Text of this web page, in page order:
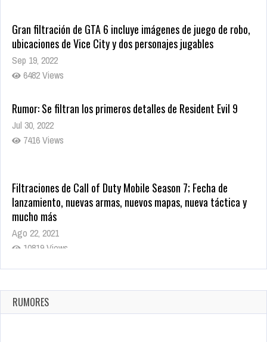
Gran filtración de GTA 6 incluye imágenes de juego de robo,
ubicaciones de Vice City y dos personajes jugables
Sep 19, 2022
6482 Views
Rumor: Se filtran los primeros detalles de Resident Evil 9
Jul 30, 2022
7416 Views
Filtraciones de Call of Duty Mobile Season 7; Fecha de
lanzamiento, nuevas armas, nuevos mapas, nueva táctica y
mucho más
Ago 22, 2021
10819 Views
La configuración de Call of Duty 2021 aparentemente ya fue
Ago 8, 2021
10004 Views
RUMORES